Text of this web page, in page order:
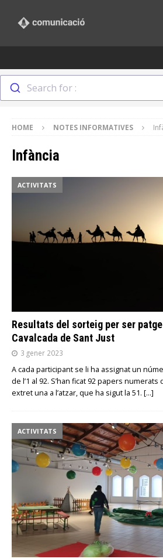
Search for :
HOME NOTES INFORMATIVES
Infància
ACTIVITATS
Resultats del sorteig per ser
Cavalcada de Sant Just
3 gener 2023
A cada participant se li ha assignat un
de l’1 al 92. S’han ficat 92 papers numerats
extret una a l’atzar, que ha sigut la 51. […]
ACTIVITATS